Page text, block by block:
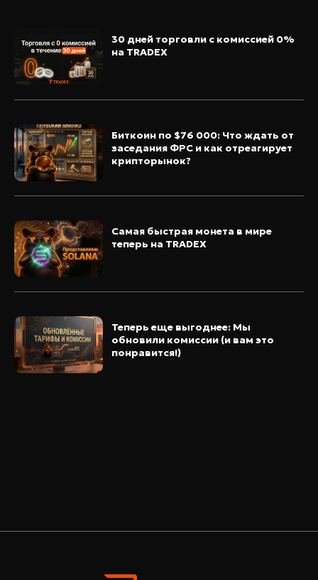
30 дней торговли с комиссией 0%
на TRADEX
Биткоин по $76 000: Что ждать от
заседания ФРС и как отреагирует
крипторынок?
Самая быстрая монета в мире
теперь на TRADEX
Теперь еще выгоднее: Мы
обновили комиссии (и вам это
понравится!)